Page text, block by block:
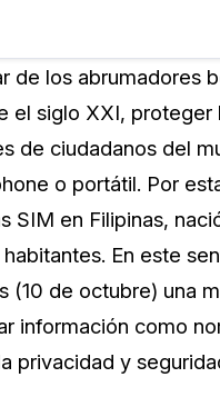
Studio
Y
DE
de notas y
cantidad
de los abrumadores
el siglo XXI,
de ciudadanos del
o portátil. Por
SIM en Filipinas,
En este
(10 de octubre) una
información como
privacidad y